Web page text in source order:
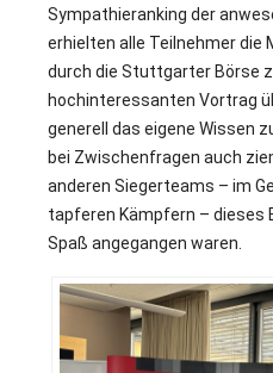
Sympathieranking der
erhielten alle Teilnehmer die
durch die Stuttgarter Börse
hochinteressanten Vortrag
generell das eigene Wissen
bei Zwischenfragen auch
anderen Siegerteams – im
tapferen Kämpfern – dieses
Spaß angegangen waren.